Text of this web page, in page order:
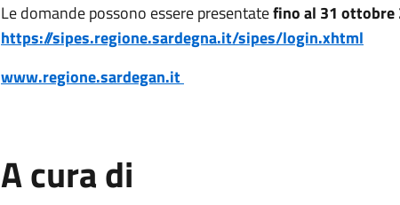
Le domande possono essere presentatefino al 31 ottobre
https://sipes.regione.sardegna.it/sipes/login.xhtml
www.regione.sardegan.it
A cura di